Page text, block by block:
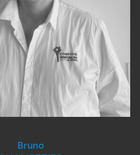
Bruno